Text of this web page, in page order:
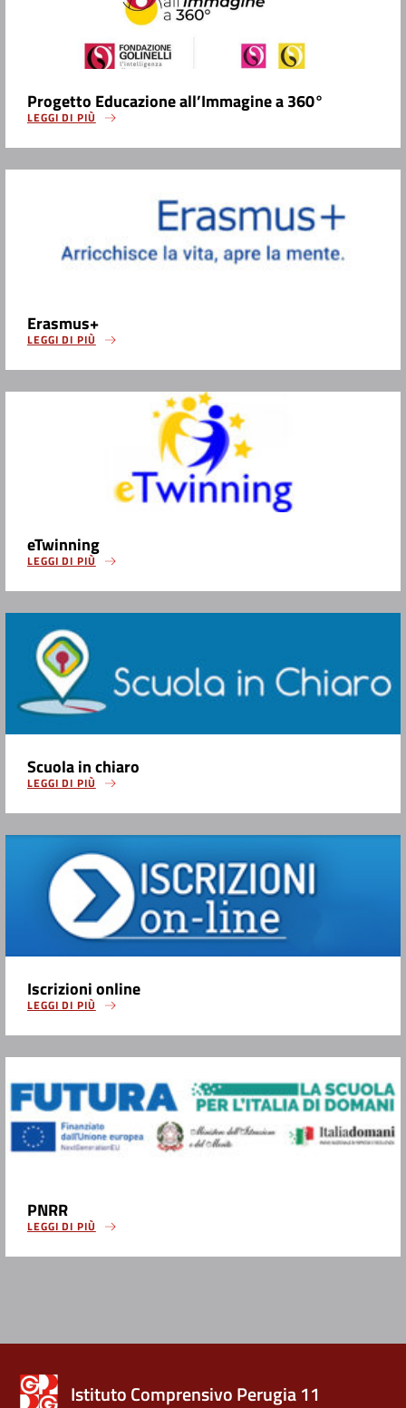
Progetto Educazione all’Immagine a 360°
LEGGI DI PIÙ
Erasmus+
LEGGI DI PIÙ
eTwinning
LEGGI DI PIÙ
Scuola in chiaro
LEGGI DI PIÙ
Iscrizioni online
LEGGI DI PIÙ
PNRR
LEGGI DI PIÙ
Istituto Comprensivo Perugia 11